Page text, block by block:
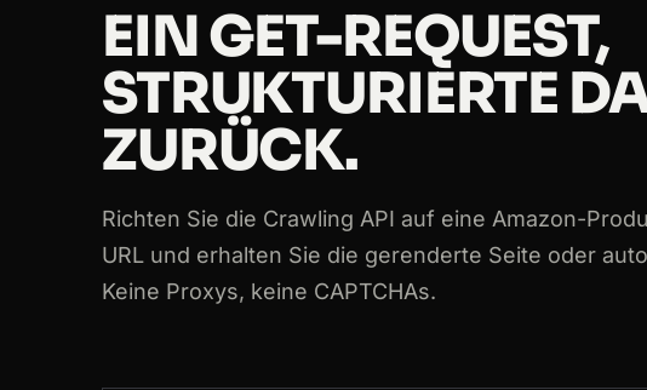
EIN GET-REQUEST,
STRUKTURIERTE
ZURÜCK.
Richten Sie die Crawling API auf eine Amazon-
URL und erhalten Sie die gerenderte Seite oder
Keine Proxys, keine CAPTCHAs.